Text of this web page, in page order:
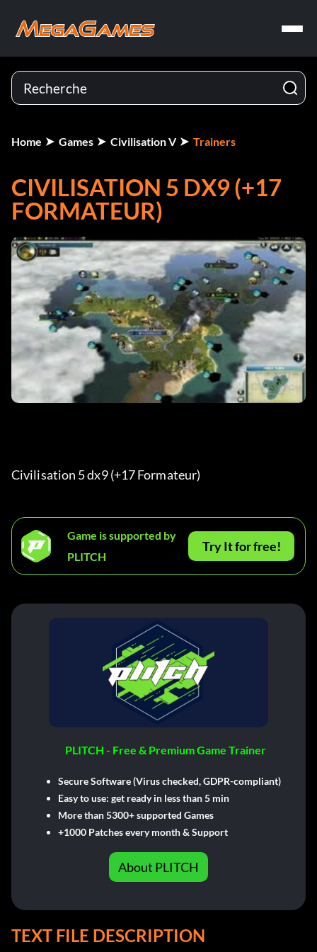
Home Games Civilisation V Trainers
CIVILISATION 5 DX9 (+17
FORMATEUR)
Civilisation 5 dx9 (+17 Formateur)
Game is supported by
PLITCH
Try It for free!
PLITCH - Free & Premium Game Trainer
Secure Software (Virus checked, GDPR-compliant)
Easy to use: get ready in less than 5 min
More than 5300+ supported Games
+1000 Patches every month & Support
About PLITCH
TEXT FILE DESCRIPTION